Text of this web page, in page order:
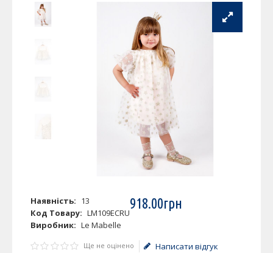
Наявність: 13
Код Товару: LM109ECRU
Виробник: Le Mabelle
918.00грн
Ще не оцінено Написати відгук